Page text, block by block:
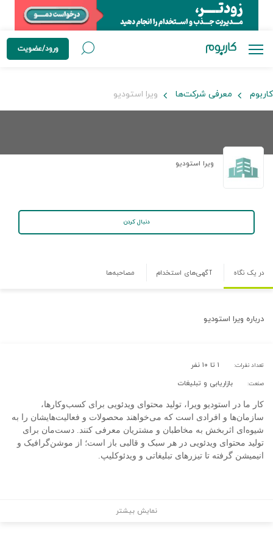
ورود/عضویت
کاربوم معرفی شرکت‌ها ویرا استودیو
ویرا استودیو
دنبال کردن
در یک نگاه آگهی‌های استخدام مصاحبه‌ها
درباره ویرا استودیو
تعداد نفرات: ۱ تا ۱۰ نفر
صنعت: بازاریابی و تبلیغات
کار ما در استودیو ویرا، تولید محتوای ویدئویی برای کسب‌وکارها،
سازمان‌ها و افرادی است که می‌خواهند محصولات و فعالیت‌هایشان را به
شیوه‌ای اثربخش به مخاطبان و مشتریان معرفی کنند. دست‌مان برای
تولید محتوای ویدئویی در هر سبک و قالبی باز است؛ از موشن‌گرافیک و
انیمیشن گرفته تا تیزرهای تبلیغاتی و ویدئوکلیپ.
نمایش بیشتر